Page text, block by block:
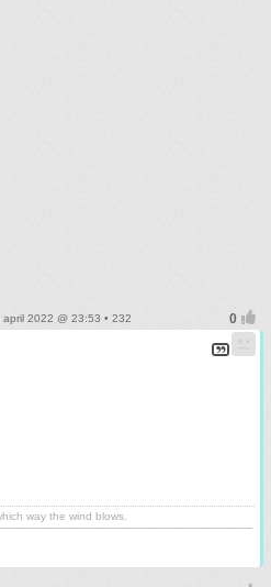
april 2022 @ 23:53 • 232
way the wind blows.